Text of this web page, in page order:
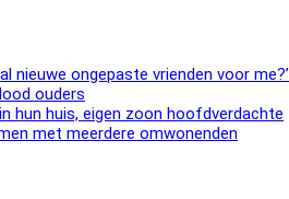
nieuwe ongepaste vrienden voor me?’
ouders
hun huis, eigen zoon hoofdverdachte
met meerdere omwonenden